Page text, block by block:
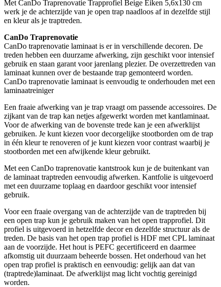
Met CanDo Traprenovatie Trapprofiel Beige Eiken 5,6x130 cm
werk je de achterzijde van je open trap naadloos af in dezelfde stijl
en kleur als je traptreden.
CanDo Traprenovatie
CanDo traprenovatie laminaat is er in verschillende decoren. De
treden hebben een duurzame afwerking, zijn geschikt voor intensief
gebruik en staan garant voor jarenlang plezier. De overzettreden van
laminaat kunnen over de bestaande trap gemonteerd worden.
CanDo traprenovatie laminaat is eenvoudig te onderhouden met een
laminaatreiniger
Een fraaie afwerking van je trap vraagt om passende accessoires. De
zijkant van de trap kan netjes afgewerkt worden met kantlaminaat.
Voor de afwerking van de bovenste trede kan je een afwerklijst
gebruiken. Je kunt kiezen voor decorgelijke stootborden om de trap
in één kleur te renoveren of je kunt kiezen voor contrast waarbij je
stootborden met een afwijkende kleur gebruikt.
Met een CanDo traprenovatie kantstrook kun je de buitenkant van
de laminaat traptreden eenvoudig afwerken. Kantfolie is uitgevoerd
met een duurzame toplaag en daardoor geschikt voor intensief
gebruik.
Voor een fraaie overgang van de achterzijde van de traptreden bij
een open trap kun je gebruik maken van het open trapprofiel. Dit
profiel is uitgevoerd in hetzelfde decor en dezelfde structuur als de
treden. De basis van het open trap profiel is HDF met CPL laminaat
aan de voorzijde. Het hout is PEFC gecertificeerd en daarmee
afkomstig uit duurzaam beheerde bossen. Het onderhoud van het
open trap profiel is praktisch en eenvoudig: gelijk aan dat van
(traptrede)laminaat. De afwerklijst mag licht vochtig gereinigd
worden.